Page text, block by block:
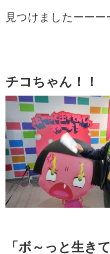
見つけましたーーー
チコちゃん！！
「ボ～っと生き